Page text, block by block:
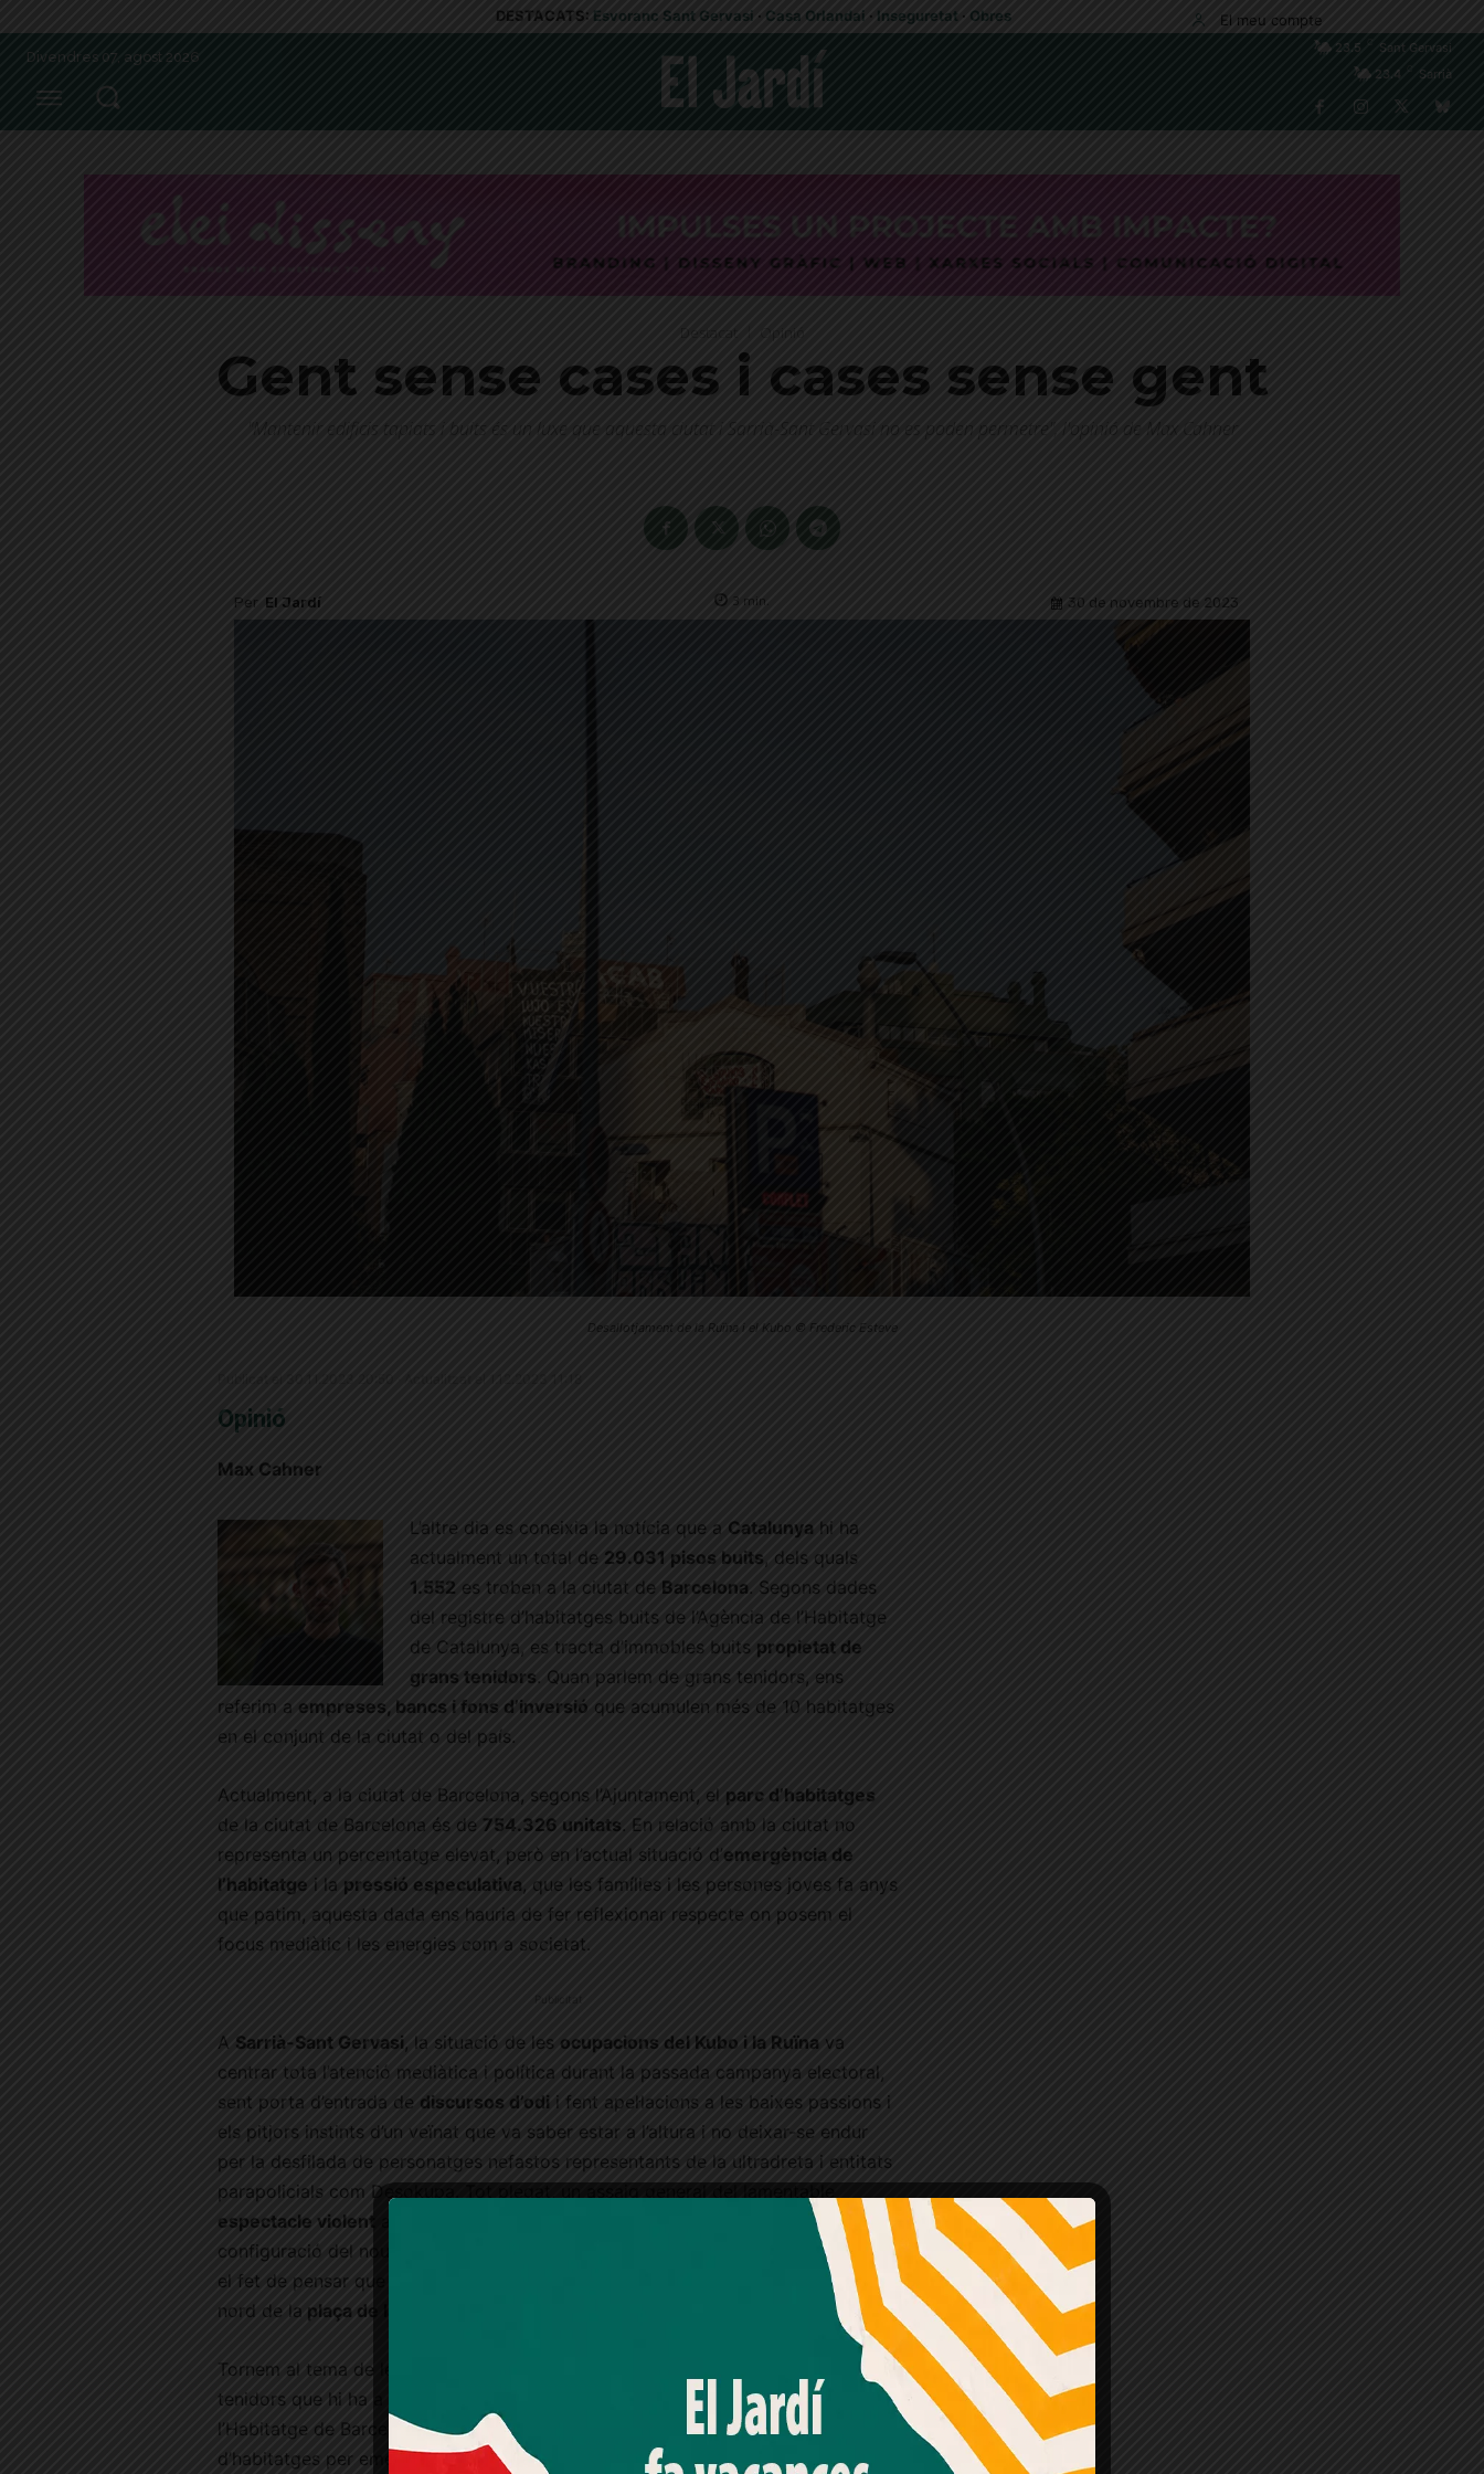
DESTACATS: Esvoranc Sant Gervasi · Casa Orlandai · Inseguretat · Obres El meu compte
Divendres 07, agost 2026
23.5
Sant Gervasi
23.4
Sarrià
Destacat
Gent sense cases i cases sense gent
"Mantenir edificis tapiats i buits és un luxe que aquesta ciutat i Sarrià-Sant Gervasi no es poden permetre", l'opinió de Max Cahner
Per El Jardí 3 min. 30 de novembre de 2023
Desallotjament de la Ruïna i el Kubo © Frederic Esteve
Opinió
Max Cahner
L’altre dia es coneixia la notícia que a Catalunya hi ha
actualment un total de 29.031 pisos buits , dels quals
1.552 es troben a la ciutat de Barcelona. Segons dades
del registre d’habitatges buits de l’Agència de l’Habitatge
de Catalunya, es tracta d’immobles buits propietat de
grans tenidors. Quan parlem de grans tenidors, ens
referim a empreses, bancs i fons d’inversió que acumulen més de 10 habitatges
en el conjunt de la ciutat o del país.
Actualment, a la ciutat de Barcelona, segons l’Ajuntament, el parc d’habitatges
de la ciutat de Barcelona és de 754.326 unitats. En relació amb la ciutat no
representa un percentatge elevat, però en l’actual situació d’emergència de
l’habitatge i la pressió especulativa, que les famílies i les persones joves fa anys
que patim, aquesta dada ens hauria de fer reflexionar respecte on posem el
focus mediàtic i les energies com a societat.
A Sarrià-Sant Gervasi, la situació de les ocupacions del Kubo i la Ruïna va
centrar tota l’atenció mediàtica i política durant la passada campanya electoral,
sent porta d’entrada de discursos d’odi i fent apel·lacions a les baixes passions i
els pitjors instints d’un veïnat que va saber estar a l’altura i no deixar-se endur
per la desfilada de personatges nefastos representants de la ultradreta i entitats
parapolicials com Desokupa. Tot plegat, un assaig general del lamentable
espectacle violent al qual estem assistint aquestes setmanes arran de la
configuració del nou Govern a l’Estat. Convido a fer una reflexió col·lectiva sobre
el fet de pensar que el més greu que succeeix als nostres barris no es troba al
nord de la plaça de la Bonanova
Tornem al tema de les
, els 1.552 habitatges buits propietat de grans
tenidors que hi ha a Barcelona i les 765 famílies que, segons el Consorci de
l’Habitatge de Barcelona, va atendre la mesa de valoració per a l’adjudicació
d’habitatges per emergències socials durant el passat mes d’octubre. I
Amb el seu acord, nosaltres fem servir galetes o
tecnologies similars per emmagatzemar, accedir i
processar dades personals com la seva visita a aquest lloc
web. Pot retirar el seu consentiment o oposar-se al
processament de dades basat en interessos legítims en
qualsevol moment fent clic a "Ajustos de cookies" o a la
nostra Política de privacitat en aquest lloc web. Si cliques
"acceptar" dones el teu consentiment